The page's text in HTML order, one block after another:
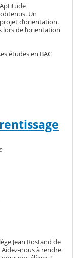
Un
d’orientation.
lors de l’orientation
études en BAC
Jean Rostand de
nous à rendre